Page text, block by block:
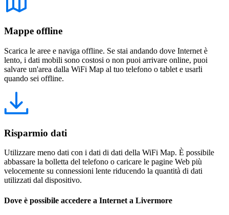
Mappe offline
Scarica le aree e naviga offline. Se stai andando dove Internet è
lento, i dati mobili sono costosi o non puoi arrivare online, puoi
salvare un'area dalla WiFi Map al tuo telefono o tablet e usarli
quando sei offline.
Risparmio dati
Utilizzare meno dati con i dati di dati della WiFi Map. È possibile
abbassare la bolletta del telefono o caricare le pagine Web più
velocemente su connessioni lente riducendo la quantità di dati
utilizzati dal dispositivo.
Dove è possibile accedere a Internet a Livermore